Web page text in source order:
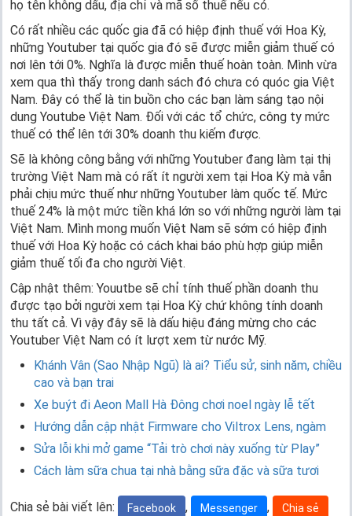
họ tên không dấu, địa chỉ và mã số thuế nếu có.
Có rất nhiều các quốc gia đã có hiệp định thuế với Hoa Kỳ,
những Youtuber tại quốc gia đó sẽ được miễn giảm thuế có
nơi lên tới 0%. Nghĩa là được miễn thuế hoàn toàn. Mình vừa
xem qua thì thấy trong danh sách đó chưa có quóc gia Việt
Nam. Đây có thể là tin buồn cho các bạn làm sáng tạo nội
dung Youtube Việt Nam. Đối với các tổ chức, công ty mức
thuế có thể lên tới 30% doanh thu kiếm được.
Sẽ là không công bằng với những Youtuber đang làm tại thị
trường Việt Nam mà có rất ít người xem tại Hoa Kỳ mà vẫn
phải chịu mức thuế như những Youtuber làm quốc tế. Mức
thuế 24% là một mức tiền khá lớn so với những người làm tại
Việt Nam. Mình mong muốn Việt Nam sẽ sớm có hiệp định
thuế với Hoa Kỳ hoặc có cách khai báo phù hợp giúp miễn
giảm thuế tối đa cho người Việt.
Cập nhật thêm: Youutbe sẽ chỉ tính thuế phần doanh thu
được tạo bởi người xem tại Hoa Kỳ chứ không tính doanh
thu tất cả. Vì vậy đây sẽ là dấu hiệu đáng mừng cho các
Youtuber Việt Nam có ít lượt xem từ nước Mỹ.
Khánh Vân (Sao Nhập Ngũ) là ai? Tiểu sử, sinh năm, chiều
cao và bạn trai
Xe buýt đi Aeon Mall Hà Đông chơi noel ngày lễ tết
Hướng dẫn cập nhật Firmware cho Viltrox Lens, ngàm
Sửa lỗi khi mở game “Tải trò chơi này xuống từ Play”
Cách làm sữa chua tại nhà bằng sữa đặc và sữa tươi
Chia sẻ bài viết lên: Facebook , Messenger , Chia sẻ